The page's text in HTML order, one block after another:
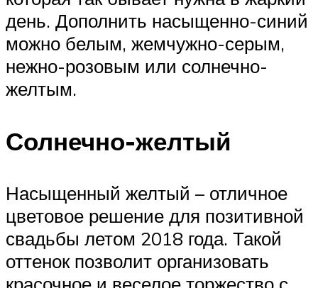
день. Дополнить насыщенно-синий
можно белым, жемчужно-серым,
нежно-розовым или солнечно-
желтым.
Солнечно-желтый
Насыщенный желтый – отличное
цветовое решение для позитивной
свадьбы летом 2018 года. Такой
оттенок позволит организовать